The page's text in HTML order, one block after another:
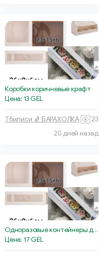
Коробки коричневые крафт
Цена: 13 GEL
Тбилиси 🧦 БАРАХОЛКА
23
20 дней назад
Одноразовые контейнеры для капкейков
Цена: 17 GEL